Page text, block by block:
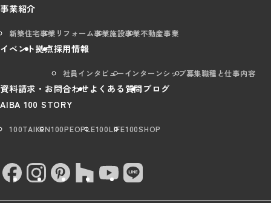
事業紹介
新築住宅事業 リフォーム事業施設事業不動産事業
イベント拠点採用情報
社員インタビューインターンシップ募集職種と仕事内容
資料請求・お問合わせ よくある質問 ブログ
AIBA 100 STORY
100TAIKEN100PEOPLE100LIFE100SHOP